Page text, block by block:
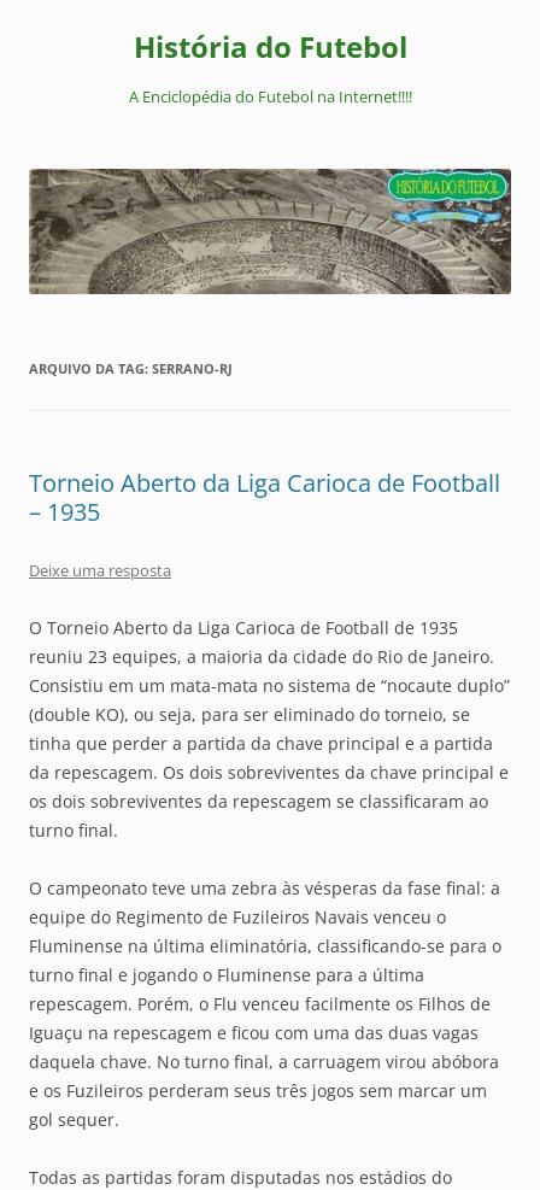
História do Futebol
A Enciclopédia do Futebol na Internet!!!!
ARQUIVO DA TAG: SERRANO-RJ
Torneio Aberto da Liga Carioca de Football
– 1935
Deixe uma resposta
O Torneio Aberto da Liga Carioca de Football de 1935
reuniu 23 equipes, a maioria da cidade do Rio de Janeiro.
Consistiu em um mata-mata no sistema de “nocaute duplo”
(double KO), ou seja, para ser eliminado do torneio, se
tinha que perder a partida da chave principal e a partida
da repescagem. Os dois sobreviventes da chave principal e
os dois sobreviventes da repescagem se classificaram ao
turno final.
O campeonato teve uma zebra às vésperas da fase final: a
equipe do Regimento de Fuzileiros Navais venceu o
Fluminense na última eliminatória, classificando-se para o
turno final e jogando o Fluminense para a última
repescagem. Porém, o Flu venceu facilmente os Filhos de
Iguaçu na repescagem e ficou com uma das duas vagas
daquela chave. No turno final, a carruagem virou abóbora
e os Fuzileiros perderam seus três jogos sem marcar um
gol sequer.
Todas as partidas foram disputadas nos estádios do